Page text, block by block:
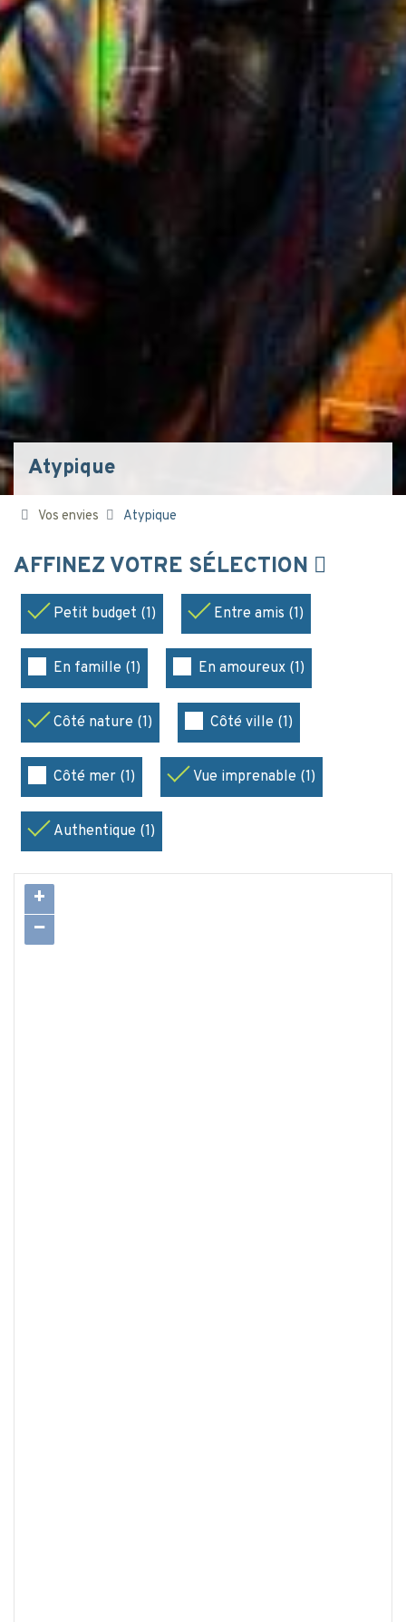
Atypique
Vos envies Atypique
AFFINEZ VOTRE SÉLECTION
Petit budget (1) Entre amis (1)
En famille (1) En amoureux (1)
Côté nature (1) Côté ville (1)
Côté mer (1) Vue imprenable (1)
Authentique (1)
+
−